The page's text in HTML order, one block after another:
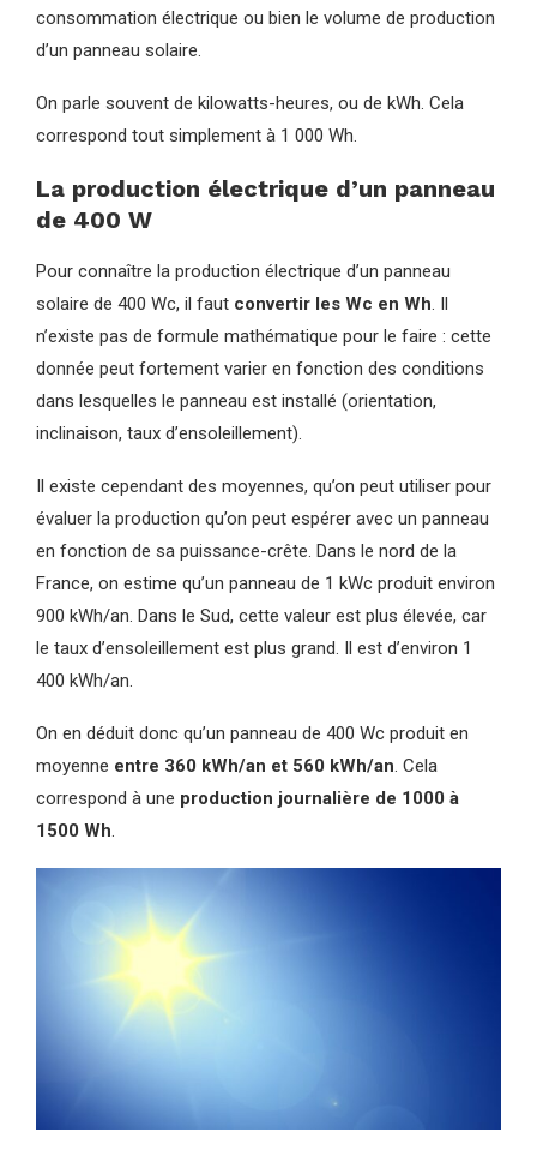
consommation électrique ou bien le volume de production
d’un panneau solaire.
On parle souvent de kilowatts-heures, ou de kWh. Cela
correspond tout simplement à 1 000 Wh.
La production électrique d’un panneau
de 400 W
Pour connaître la production électrique d’un panneau
solaire de 400 Wc, il faut convertir les Wc en Wh. Il
n’existe pas de formule mathématique pour le faire : cette
donnée peut fortement varier en fonction des conditions
dans lesquelles le panneau est installé (orientation,
inclinaison, taux d’ensoleillement).
Il existe cependant des moyennes, qu’on peut utiliser pour
évaluer la production qu’on peut espérer avec un panneau
en fonction de sa puissance-crête. Dans le nord de la
France, on estime qu’un panneau de 1 kWc produit environ
900 kWh/an. Dans le Sud, cette valeur est plus élevée, car
le taux d’ensoleillement est plus grand. Il est d’environ 1
400 kWh/an.
On en déduit donc qu’un panneau de 400 Wc produit en
moyenne entre 360 kWh/an et 560 kWh/an. Cela
correspond à une production journalière de 1000 à
1500 Wh.